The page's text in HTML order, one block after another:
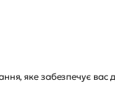
яке забезпечує вас